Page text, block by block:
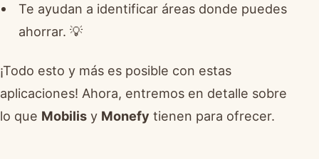
Te ayudan a identificar áreas donde puedes
ahorrar. 💡
¡Todo esto y más es posible con estas
aplicaciones! Ahora, entremos en detalle sobre
lo que Mobilis y Monefy tienen para ofrecer.